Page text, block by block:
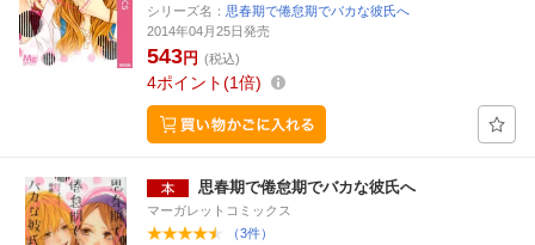
シリーズ名： 思春期で倦怠期でバカな彼氏へ
2014年04月25日発売
543円 (税込)
4ポイント 1倍
思春期で倦怠期でバカな彼氏へ
マーガレットコミックス
（3件）